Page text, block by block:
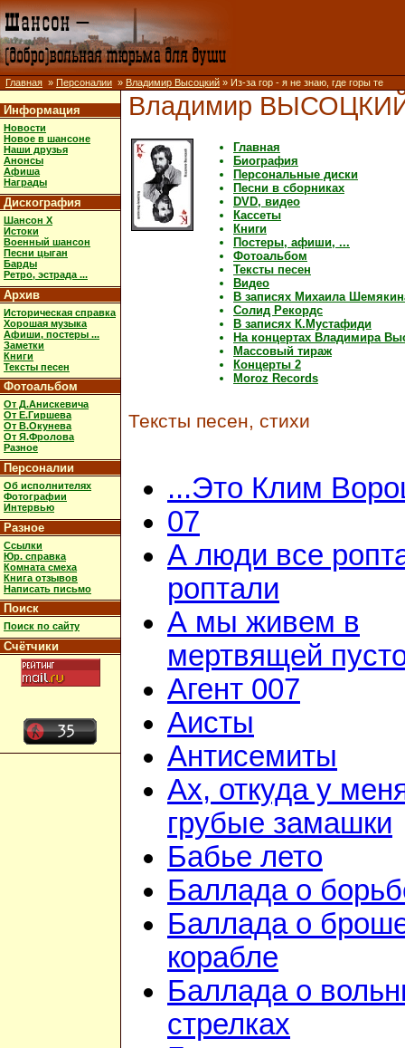
Главная » Персоналии » Владимир Высоцкий » Из-за гор - я не знаю, где горы те
Информация
Новости
Новое в шансоне
Наши друзья
Анонсы
Афиша
Награды
Дискография
Шансон X
Истоки
Военный шансон
Песни цыган
Барды
Ретро, эстрада ...
Архив
Историческая справка
Хорошая музыка
Афиши, постеры ...
Заметки
Книги
Тексты песен
Фотоальбом
От Д.Анискевича
От Е.Гиршева
От В.Окунева
От Я.Фролова
Разное
Персоналии
Об исполнителях
Фотографии
Интервью
Разное
Ссылки
Юр. справка
Комната смеха
Книга отзывов
Написать письмо
Поиск
Поиск по сайту
Счётчики
Владимир
Главная
Биография
Персональные диски
Песни в сборниках
DVD, видео
Кассеты
Книги
Постеры, афиши, ...
Фотоальбом
Тексты песен
Видео
В записях Михаила
Солид Рекордс
В записях К.Мустафиди
На концертах Владимира
Массовый тираж
Концерты 2
Moroz Records
Тексты песен, стихи
...Это Клим
07
А люди все
роптали
А мы живем в
мертвящей
Агент 007
Аисты
Антисемиты
Ах, откуда у
грубые замашки
Бабье лето
Баллада о
Баллада о
корабле
Баллада о
стрелках